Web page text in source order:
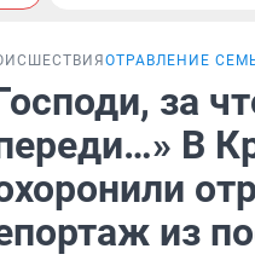
ОТРАВЛЕНИЕ
за
В
из